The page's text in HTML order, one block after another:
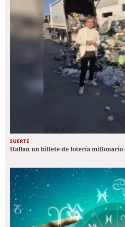
SUERTE
Hallan un billete de lotería millonario